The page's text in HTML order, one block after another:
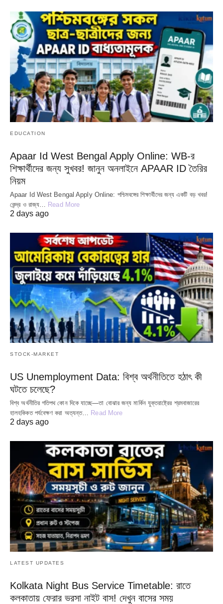
EDUCATION
Apaar Id West Bengal Apply Online: WB-র
শিক্ষার্থীদের জন্য সুখবর! জানুন অনলাইনে APAAR ID তৈরির
নিয়ম
Apaar Id West Bengal Apply Online: পশ্চিমবঙ্গের শিক্ষার্থীদের জন্য একটি বড় খবর!
কেন্দ্র ও রাজ্য… Read More
2 days ago
STOCK-MARKET
US Unemployment Data: বিশ্ব অর্থনীতিতে হঠাৎ কী
ঘটতে চলেছে?
বিশ্ব অর্থনীতির গতিপথ কোন দিকে যাচ্ছে—তা বোঝার জন্য মার্কিন যুক্তরাষ্ট্রের শ্রমবাজারের
হালহকিকত পর্যবেক্ষণ করা অত্যন্ত… Read More
2 days ago
LATEST UPDATES
Kolkata Night Bus Service Timetable: রাতে
কলকাতায় ফেরার ভরসা নাইট বাস! দেখুন বাসের সময়